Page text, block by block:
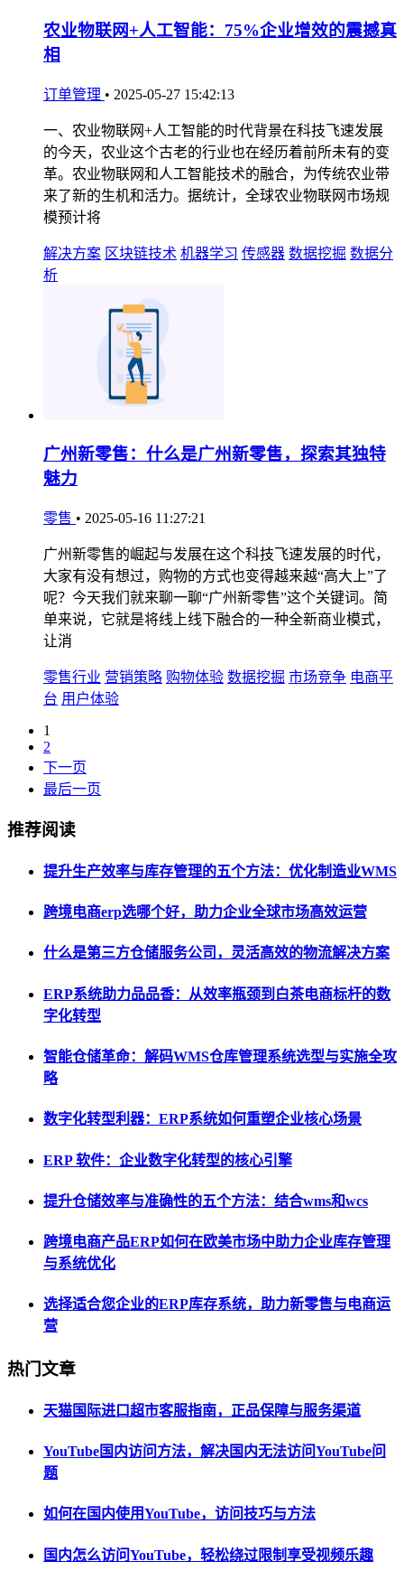
农业物联网+人工智能：75%企业增效的震撼真
相
订单管理 • 2025-05-27 15:42:13
一、农业物联网+人工智能的时代背景在科技飞速发展
的今天，农业这个古老的行业也在经历着前所未有的变
革。农业物联网和人工智能技术的融合，为传统农业带
来了新的生机和活力。据统计，全球农业物联网市场规
模预计将
解决方案 区块链技术 机器学习 传感器 数据挖掘 数据分
析
广州新零售：什么是广州新零售，探索其独特
魅力
零售 • 2025-05-16 11:27:21
广州新零售的崛起与发展在这个科技飞速发展的时代，
大家有没有想过，购物的方式也变得越来越“高大上”了
呢？今天我们就来聊一聊“广州新零售”这个关键词。简
单来说，它就是将线上线下融合的一种全新商业模式，
让消
零售行业 营销策略 购物体验 数据挖掘 市场竞争 电商平
台 用户体验
1
2
下一页
最后一页
推荐阅读
提升生产效率与库存管理的五个方法：优化制造业WMS
跨境电商erp选哪个好，助力企业全球市场高效运营
什么是第三方仓储服务公司，灵活高效的物流解决方案
ERP系统助力品品香：从效率瓶颈到白茶电商标杆的数
字化转型
智能仓储革命：解码WMS仓库管理系统选型与实施全攻
略
数字化转型利器：ERP系统如何重塑企业核心场景
ERP 软件：企业数字化转型的核心引擎
提升仓储效率与准确性的五个方法：结合wms和wcs
跨境电商产品ERP如何在欧美市场中助力企业库存管理
与系统优化
选择适合您企业的ERP库存系统，助力新零售与电商运
营
热门文章
天猫国际进口超市客服指南，正品保障与服务渠道
YouTube国内访问方法，解决国内无法访问YouTube问
题
如何在国内使用YouTube，访问技巧与方法
国内怎么访问YouTube，轻松绕过限制享受视频乐趣